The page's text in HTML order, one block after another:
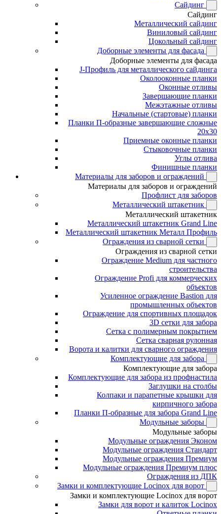
Сайдинг
Сайдинг
Металлический сайдинг
Виниловый сайдинг
Цокольный сайдинг
Доборные элементы для фасада
Доборные элементы для фасада
J-Профиль для металлического сайдинга
Околооконные планки
Оконные отливы
Завершающие планки
Межэтажные отливы
Начальные (стартовые) планки
Планки П-образные завершающие сложные
20x30
Приемные оконные планки
Стыковочные планки
Углы отлива
Финишные планки
Материалы для заборов и ограждений
Материалы для заборов и ограждений
Профлист для заборов
Металлический штакетник
Металлический штакетник
Металлический штакетник Grand Line
Металлический штакетник Металл Профиль
Ограждения из сварной сетки
Ограждения из сварной сетки
Ограждение Medium для частного
строительства
Ограждение Profi для коммерческих
объектов
Усиленное ограждение Bastion для
промышленных объектов
Ограждение для спортивных площадок
3D сетки для забора
Сетка с полимерным покрытием
Сетка сварная рулонная
Ворота и калитки для сварного ограждения
Комплектующие для забора
Комплектующие для забора
Комплектующие для забора из профнастила
Заглушки на столбы
Колпаки и парапетные крышки для
кирпичного забора
Планки П-образные для забора Grand Line
Модульные заборы
Модульные заборы
Модульные ограждения Эконом
Модульные ограждения Стандарт
Модульные ограждения Премиум
Модульные ограждения Премиум плюс
Ограждения из ДПК
Замки и комплектующие Locinox для ворот
Замки и комплектующие Locinox для ворот
Замки для ворот и калиток Locinox